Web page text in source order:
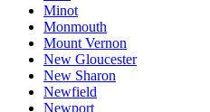
Minot
Monmouth
Mount Vernon
New Gloucester
New Sharon
Newfield
Newport